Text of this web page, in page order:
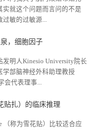
实就这个问题而言问的不是
过敏的过敏源...
服有时都会过敏，特定条
会过敏，难道不吃不穿了？
不予评价，就KINESIO肌内
的研究开发制造肌内效贴
天接触KINESIO肌内效，无
本人皮肤本身就不属于不
本不会有过敏瘙痒的情况。
，细胞因子
发明人Kinesio University院长
学部脑神经外科助理教授
会代表理事...
International
身体具有免疫、疼痛、细胞
贴扎）的临床推理
（称为雪花贴）比较适合应